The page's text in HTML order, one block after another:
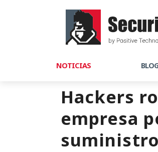
NOTICIAS
Hackers
empresa